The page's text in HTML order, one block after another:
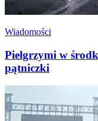
Wiadomości
Pielgrzymi w
pątniczki